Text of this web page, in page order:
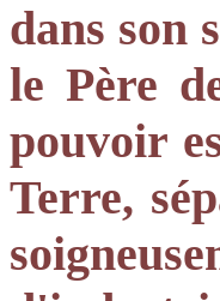
dans son
le Père
pouvoir
Terre,